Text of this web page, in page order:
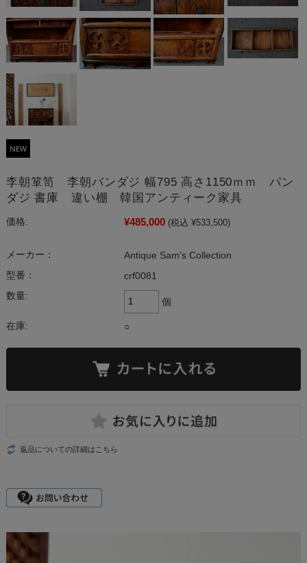
李朝箪笥 李朝バンダジ 幅795 高さ1150ｍｍ パン
ダジ 書庫 違い棚 韓国アンティーク家具
価格: ¥485,000 (税込 ¥533,500)
メーカー：
Antique Sam's Collection
型番：
crf0081
数量:
個
在庫: ○
返品についての詳細はこちら